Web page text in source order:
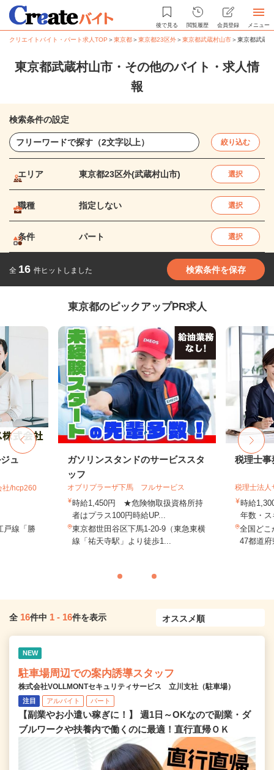
後で見る 閲覧履歴 会員登録 メニュー
クリエイトバイト・パート求人TOP ＞東京都＞東京都23区外＞東京都武蔵村山市＞東京都武蔵
東京都武蔵村山市・その他のバイト・求人情
報
検索条件の設定
絞り込む
エリア 東京都23区外(武蔵村山市) 選択
職種 指定しない 選択
条件 パート 選択
全 16 件ヒットしました 検索条件を保存
東京都のピックアップPR求人
ュ
社/hcp260
戸線「勝
ガソリンスタンドのサービススタ
ッフ
オブリプラーザ下馬 フルサービス
時給1,450円 ★危険物取扱資格所持
者はプラス100円時給UP...
東京都世田谷区下馬1-20-9（東急東横
線「祐天寺駅」より徒歩1...
税理士事
税理士法人
時給
年数・
全国どこ
47都道
全 16件中 1 - 16件を表示
NEW
駐車場周辺での案内誘導スタッフ
株式会社VOLLMONTセキュリティサービス 立川支社（駐車場）
注目 アルバイト パート
【副業やお小遣い稼ぎに！】 週1日～OKなので副業・ダ
ブルワークや扶養内で働くのに最適！直行直帰ＯＫ